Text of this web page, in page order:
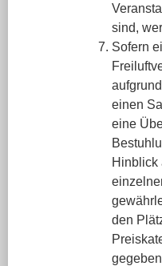
sind,
Sofern
einen
eine
Hinblick
den